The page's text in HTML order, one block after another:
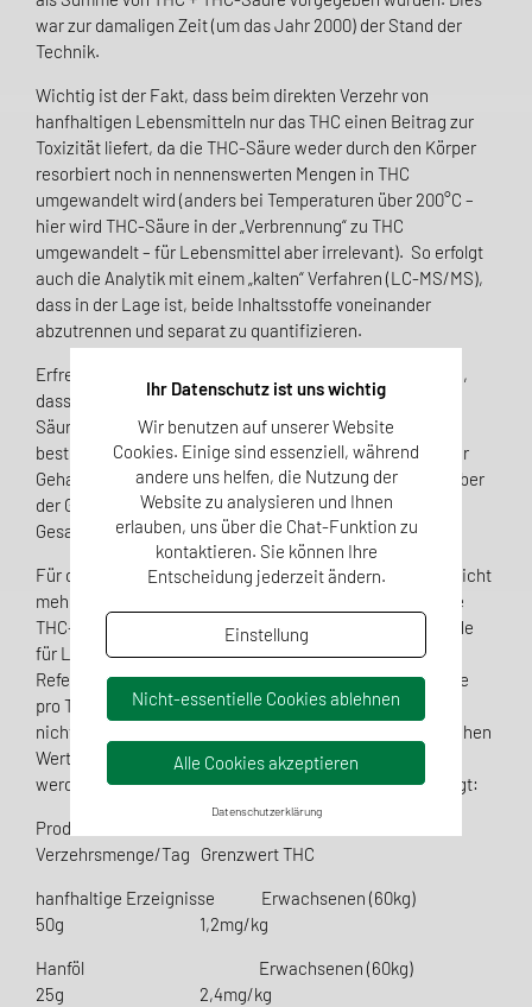
war zur damaligen Zeit (um das Jahr 2000) der Stand der
Technik.
Wichtig ist der Fakt, dass beim direkten Verzehr von
hanfhaltigen Lebensmitteln nur das THC einen Beitrag zur
Toxizität liefert, da die THC-Säure weder durch den Körper
resorbiert noch in nennenswerten Mengen in THC
umgewandelt wird (anders bei Temperaturen über 200°C –
hier wird THC-Säure in der „Verbrennung“ zu THC
umgewandelt – für Lebensmittel aber irrelevant). So erfolgt
auch die Analytik mit einem „kalten“ Verfahren (LC-MS/MS),
dass in der Lage ist, beide Inhaltsstoffe voneinander
abzutrennen und separat zu quantifizieren.
Erfreulich für die Lebensmittelhersteller ist die Tatsache,
dass die „Summe THC“ häufig zum Großteil aus der THC-
Säure besteht. Da hier keine toxikologische Relevanz
besteht, wird für die Bewertung der Befunde nur noch der
Gehalt an THC herangezogen (für Ihre Information wird aber
der Gehalt an THC-Säure und die berechnete Summe
Gesamt-THC ebenfalls angegeben).
Für den Grenzwert an THC in Ihren Produkten kann nun nicht
mehr der „BfR-Ansatz“ herangezogen werden, da hier die
THC-Summe angegeben wurde. Die Europäische Behörde
für Lebensmittelsicherheit (EFSA) hat 2015 eine akute
Referenzdosis von 1 µg/kg Körpergewicht THC-Aufnahme
pro Tag empfohlen. Grenzwerte im Lebensmittel werden
nicht angegeben, sondern müssen anhand von statistischen
Werten (wie etwa nationale Verzehrsstudien) berechnet
werden. Folgende Werte werden dafür durch uns angelegt:
Produkt Verzehr durch
Verzehrsmenge/Tag Grenzwert THC
hanfhaltige Erzeignisse Erwachsenen (60kg)
50g 1,2mg/kg
Hanföl Erwachsenen (60kg)
25g 2,4mg/kg
Ihr Datenschutz ist uns wichtig
Wir benutzen auf unserer Website
Cookies. Einige sind essenziell, während
andere uns helfen, die Nutzung der
Website zu analysieren und Ihnen
erlauben, uns über die Chat-Funktion zu
kontaktieren. Sie können Ihre
Entscheidung jederzeit ändern.
Einstellung
Nicht-essentielle Cookies ablehnen
Alle Cookies akzeptieren
Datenschutzerklärung